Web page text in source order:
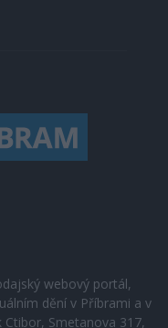
webový portál,
dění v Příbrami a v
Smetanova 317,